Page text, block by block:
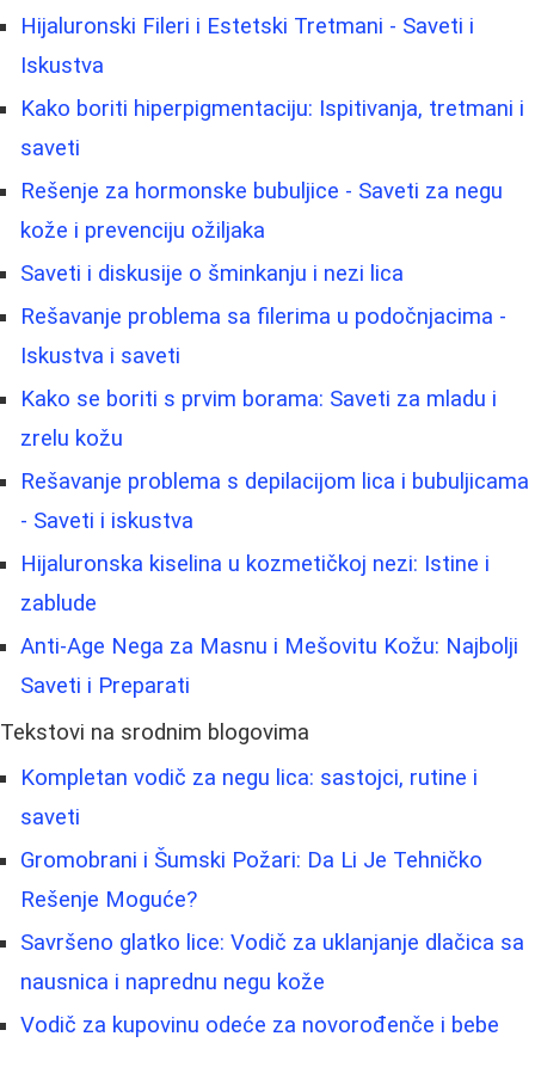
Hijaluronski Fileri i Estetski Tretmani - Saveti i
Iskustva
Kako boriti hiperpigmentaciju: Ispitivanja, tretmani i
saveti
Rešenje za hormonske bubuljice - Saveti za negu
kože i prevenciju ožiljaka
Saveti i diskusije o šminkanju i nezi lica
Rešavanje problema sa filerima u podočnjacima -
Iskustva i saveti
Kako se boriti s prvim borama: Saveti za mladu i
zrelu kožu
Rešavanje problema s depilacijom lica i bubuljicama
- Saveti i iskustva
Hijaluronska kiselina u kozmetičkoj nezi: Istine i
zablude
Anti-Age Nega za Masnu i Mešovitu Kožu: Najbolji
Saveti i Preparati
Tekstovi na srodnim blogovima
Kompletan vodič za negu lica: sastojci, rutine i
saveti
Gromobrani i Šumski Požari: Da Li Je Tehničko
Rešenje Moguće?
Savršeno glatko lice: Vodič za uklanjanje dlačica sa
nausnica i naprednu negu kože
Vodič za kupovinu odeće za novorođenče i bebe